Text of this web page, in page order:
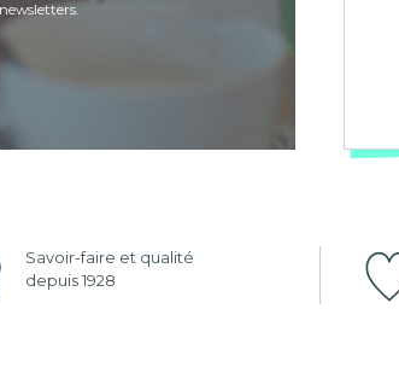
Savoir-faire et qualité
depuis 1928